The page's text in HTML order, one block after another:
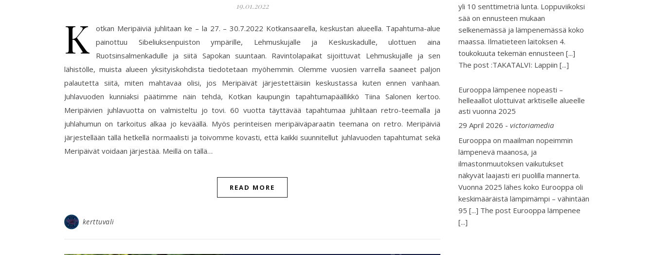
19.01.2022
K
otkan Meripäiviä juhlitaan ke – la 27. – 30.7.2022 Kotkansaarella, keskustan alueella. Tapahtuma-alue
painottuu Sibeliuksenpuiston ympärille, Lehmuskujalle ja Keskuskadulle, ulottuen aina
Ruotsinsalmenkadulle ja siitä Sapokan suuntaan. Ravintolapaikat sijoittuvat Lehmuskujalle ja sen
lähistölle, muista alueen yksityiskohdista tiedotetaan myöhemmin. Olemme vuosien varrella saaneet paljon
palautetta siitä, miten mahtavaa olisi, jos Meripäivät järjestettäisiin keskustassa kuten ennen vanhaan.
Juhlavuoden kunniaksi päätimme näin tehdä, Kotkan kaupungin tapahtumapäällikkö Tiina Salonen kertoo.
Meripäivien juhlavuotta on valmisteltu jo tovi. 60 vuotta täyttävää tapahtumaa juhlitaan retro-teemalla ja
juhlahumun on tarkoitus alkaa jo keväällä. Myös perinteisen meripäiväparaatin teemana on retro. Meripäiviä
järjestellään tällä hetkellä normaalisti ja toivomme kovasti, että kaikki suunnitellut juhlavuoden tapahtumat sekä
Meripäivät voidaan järjestää. Meillä on tällä…
READ MORE
kerttuvali
yli 10 senttimetriä lunta. Loppuviikoksi
sää on ennusteen mukaan
selkenemässä ja lämpenemässä koko
maassa. Ilmatieteen laitoksen 4.
toukokuuta tekemän ennusteen [...]
The post :TAKATALVI: Lappiin [...]
Eurooppa lämpenee nopeasti –
helleaallot ulottuivat arktiselle alueelle
asti vuonna 2025
29 April 2026 - victoriamedia
Eurooppa on maailman nopeimmin
lämpenevä maanosa, ja
ilmastonmuutoksen vaikutukset
näkyvät laajasti eri puolilla mannerta.
Vuonna 2025 lähes koko Eurooppa oli
keskimääräistä lämpimämpi – vähintään
95 [...] The post Eurooppa lämpenee
[...]